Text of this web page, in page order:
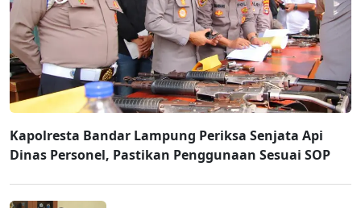
Kapolresta Bandar Lampung Periksa Senjata Api
Dinas Personel, Pastikan Penggunaan Sesuai SOP